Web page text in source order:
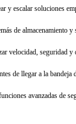
y escalar soluciones
de almacenamiento y
velocidad, seguridad
de llegar a la bandeja
avanzadas de